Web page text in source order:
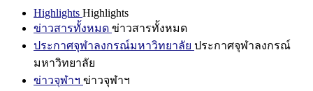
Highlights Highlights
ข่าวสารทั้งหมด ข่าวสารทั้งหมด
ประกาศจุฬาลงกรณ์มหาวิทยาลัย ประกาศจุฬาลงกรณ์
มหาวิทยาลัย
ข่าวจุฬาฯ ข่าวจุฬาฯ